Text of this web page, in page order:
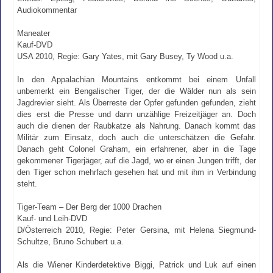
Audiokommentar
Maneater
Kauf-DVD
USA 2010, Regie: Gary Yates, mit Gary Busey, Ty Wood u.a.
In den Appalachian Mountains entkommt bei einem Unfall
unbemerkt ein Bengalischer Tiger, der die Wälder nun als sein
Jagdrevier sieht. Als Überreste der Opfer gefunden gefunden, zieht
dies erst die Presse und dann unzählige Freizeitjäger an. Doch
auch die dienen der Raubkatze als Nahrung. Danach kommt das
Militär zum Einsatz, doch auch die unterschätzen die Gefahr.
Danach geht Colonel Graham, ein erfahrener, aber in die Tage
gekommener Tigerjäger, auf die Jagd, wo er einen Jungen trifft, der
den Tiger schon mehrfach gesehen hat und mit ihm in Verbindung
steht.
Tiger-Team – Der Berg der 1000 Drachen
Kauf- und Leih-DVD
D/Österreich 2010, Regie: Peter Gersina, mit Helena Siegmund-
Schultze, Bruno Schubert u.a.
Als die Wiener Kinderdetektive Biggi, Patrick und Luk auf einen